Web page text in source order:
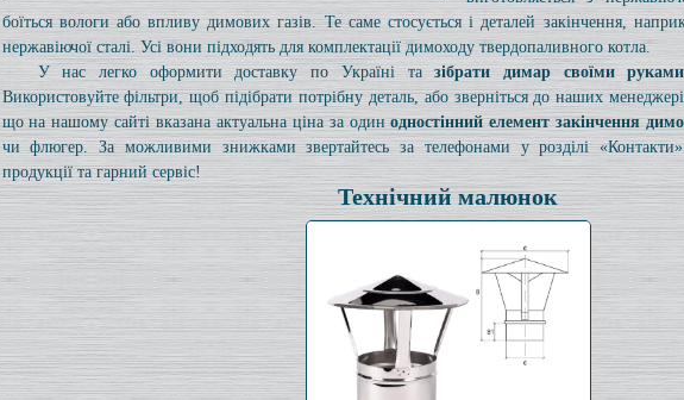
боїться вологи або впливу димових газів. Те саме стосується і деталей закінчення,
нержавіючої сталі. Усі вони підходять для комплектації димоходу твердопаливного котла.
У нас легко оформити доставку по Україні тазібрати димар своїми руками
Використовуйте фільтри, щоб підібрати потрібну деталь, або зверніться до наших
що на нашому сайті вказана актуальна ціна за одинодностінний елемент закінчення
чи флюгер. За можливими знижками звертайтесь за телефонами у розділі
продукції та гарний сервіс!
Технічний малюнок